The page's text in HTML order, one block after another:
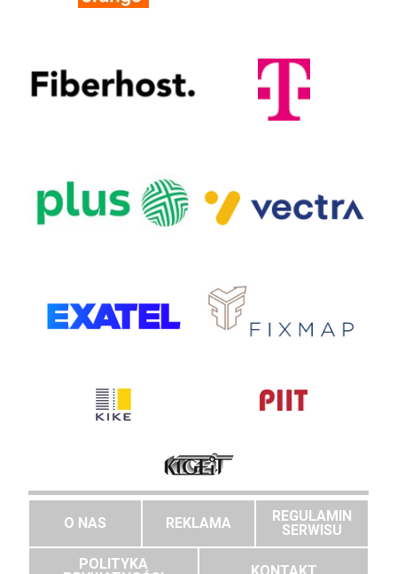
O NAS REKLAMA
REGULAMIN
SERWISU
POLITYKA
KONTAKT